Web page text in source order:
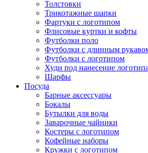
Толстовки
Трикотажные шапки
Фартуки с логотипом
Флисовые куртки и кофты
Футболки поло
Футболки с длинным
Футболки с логотипом
Худи под нанесение
Шарфы
Посуда
Барные аксессуары
Бокалы
Бутылки для воды
Заварочные чайники
Костеры с логотипом
Кофейные наборы
Кружки с логотипом